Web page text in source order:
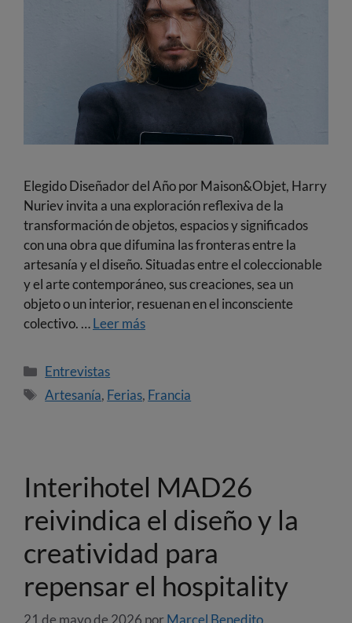
Elegido Diseñador del Año por Maison&Objet, Harry
Nuriev invita a una exploración reflexiva de la
transformación de objetos, espacios y significados
con una obra que difumina las fronteras entre la
artesanía y el diseño. Situadas entre el coleccionable
y el arte contemporáneo, sus creaciones, sea un
objeto o un interior, resuenan en el inconsciente
colectivo. …Leer más
Entrevistas
Artesanía, Ferias, Francia
Interihotel MAD26
reivindica el diseño y la
creatividad para
repensar el hospitality